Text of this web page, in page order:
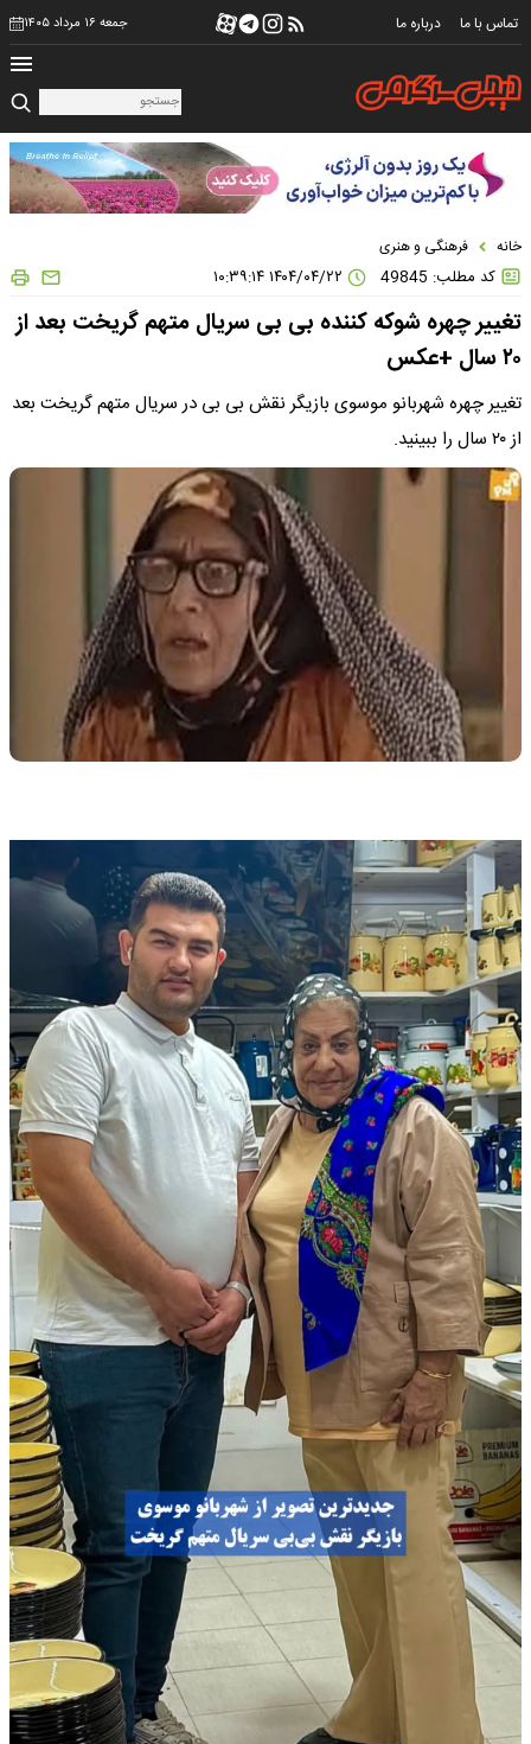
تماس با ما درباره ما جمعه ۱۶ مرداد ۱۴۰۵
خانه فرهنگی و هنری
کد مطلب: 49845
تغییر چهره شوکه کننده بی بی سریال متهم گریخت بعد از
۲۰ سال +عکس
تغییر چهره شهربانو موسوی بازیگر نقش بی بی در سریال متهم گریخت بعد
از ۲۰ سال را ببینید.